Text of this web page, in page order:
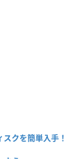
クを簡単入手！